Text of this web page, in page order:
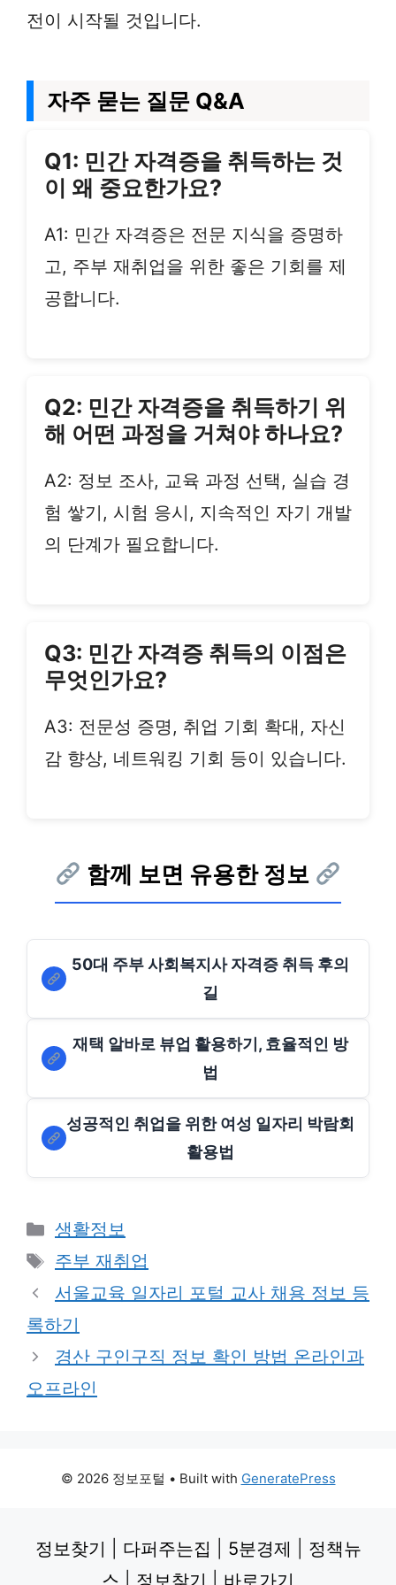
전이 시작될 것입니다.
자주 묻는 질문 Q&A
Q1: 민간 자격증을 취득하는 것
이 왜 중요한가요?
A1: 민간 자격증은 전문 지식을 증명하
고, 주부 재취업을 위한 좋은 기회를 제
공합니다.
Q2: 민간 자격증을 취득하기 위
해 어떤 과정을 거쳐야 하나요?
A2: 정보 조사, 교육 과정 선택, 실습 경
험 쌓기, 시험 응시, 지속적인 자기 개발
의 단계가 필요합니다.
Q3: 민간 자격증 취득의 이점은
무엇인가요?
A3: 전문성 증명, 취업 기회 확대, 자신
감 향상, 네트워킹 기회 등이 있습니다.
함께 보면 유용한 정보
50대 주부 사회복지사 자격증 취득 후의
길
재택 알바로 뷰업 활용하기, 효율적인 방
법
성공적인 취업을 위한 여성 일자리 박람회
활용법
Categories
생활정보
Tags
주부 재취업
서울교육 일자리 포털 교사 채용 정보 등
록하기
경산 구인구직 정보 확인 방법 온라인과
오프라인
© 2026 정보포털 • Built with GeneratePress
정보찾기 다퍼주는집 5분경제
정책뉴
스
정보찾기 바로가기